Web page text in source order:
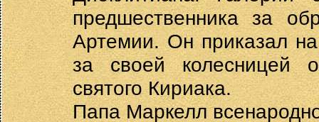
предшественника за
Артемии. Он приказал
за своей колесницей
святого Кириака.
Папа Маркелл